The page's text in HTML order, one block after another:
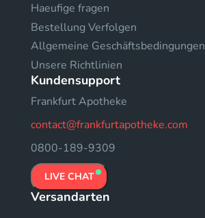
Haeufige fragen
Bestellung Verfolgen
Allgemeine Geschäftsbedingungen
Unsere Richtlinien
Kundensupport
Frankfurt Apotheke
contact@frankfurtapotheke.com
0800-189-9309
LIVE CHAT
Versandarten